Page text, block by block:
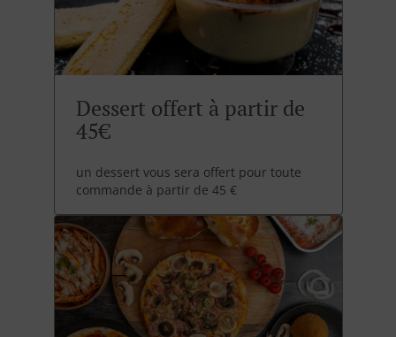
Dessert offert à partir de
45€
un dessert vous sera offert pour toute
commande à partir de 45 €